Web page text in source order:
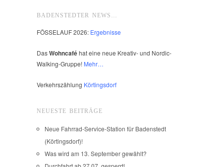
BADENSTEDTER NEWS…
FÖSSELAUF 2026: Ergebnisse
DasWohncaféhat eine neue Kreativ- und Nordic-
Walking-Gruppe! Mehr…
Verkehrszählung Körtingsdorf
NEUESTE BEITRÄGE
Neue Fahrrad-Service-Station für Badenstedt
(Körtingsdorf)!
Was wird am 13. September gewählt?